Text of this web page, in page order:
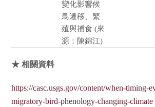
變化影響候
鳥遷移、繁
殖與捕食 (來
源：陳錦江)
★ 相關資料
https://casc.usgs.gov/content/when-timing-
migratory-bird-phenology-changing-climate